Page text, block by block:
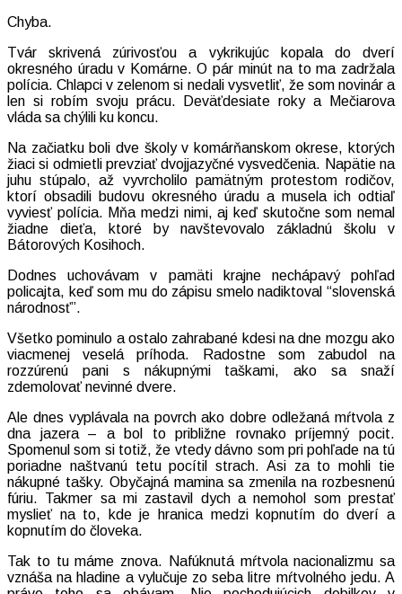
Chyba.
Tvár skrivená zúrivosťou a vykrikujúc kopala do dverí
okresného úradu v Komárne. O pár minút na to ma zadržala
polícia. Chlapci v zelenom si nedali vysvetliť, že som novinár a
len si robím svoju prácu. Deväťdesiate roky a Mečiarova
vláda sa chýlili ku koncu.
Na začiatku boli dve školy v komárňanskom okrese, ktorých
žiaci si odmietli prevziať dvojjazyčné vysvedčenia. Napätie na
juhu stúpalo, až vyvrcholilo pamätným protestom rodičov,
ktorí obsadili budovu okresného úradu a musela ich odtiaľ
vyviesť polícia. Mňa medzi nimi, aj keď skutočne som nemal
žiadne dieťa, ktoré by navštevovalo základnú školu v
Bátorových Kosihoch.
Dodnes uchovávam v pamäti krajne nechápavý pohľad
policajta, keď som mu do zápisu smelo nadiktoval “slovenská
národnosť”.
Všetko pominulo a ostalo zahrabané kdesi na dne mozgu ako
viacmenej veselá príhoda. Radostne som zabudol na
rozzúrenú pani s nákupnými taškami, ako sa snaží
zdemolovať nevinné dvere.
Ale dnes vyplávala na povrch ako dobre odležaná mŕtvola z
dna jazera – a bol to približne rovnako príjemný pocit.
Spomenul som si totiž, že vtedy dávno som pri pohľade na tú
poriadne naštvanú tetu pocítil strach. Asi za to mohli tie
nákupné tašky. Obyčajná mamina sa zmenila na rozbesnenú
fúriu. Takmer sa mi zastavil dych a nemohol som prestať
myslieť na to, kde je hranica medzi kopnutím do dverí a
kopnutím do človeka.
Tak to tu máme znova. Nafúknutá mŕtvola nacionalizmu sa
vznáša na hladine a vylučuje zo seba litre mŕtvolného jedu. A